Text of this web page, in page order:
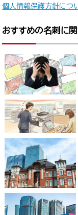
個人情報保護方針につ
おすすめの名刺に